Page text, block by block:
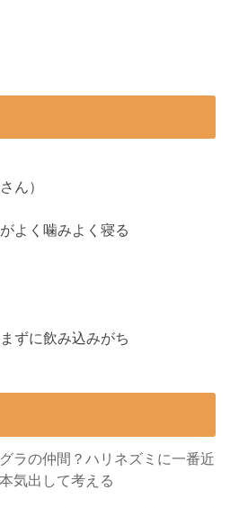
ん）
よく噛みよく寝る
ずに飲み込みがち
ラの仲間？ハリネズミに一番近
気出して考える